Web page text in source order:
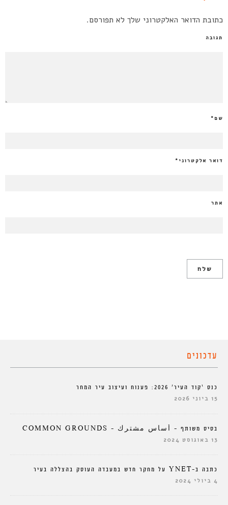
כתובת הדואר האלקטרוני שלך לא תפורסם.
תגובה
שם*
דואר אלקטרוני *
אתר
עדכונים
כנס ‘קוד העיר’ 2026: פענוח ועיצוב עיר המחר
15 ביוני 2026
בסיס משותף – أساس مشترك – COMMON GROUNDS
13 באוגוסט 2024
כתבה ב-YNET על מחקר חדש במעבדה העוסק בהצללה בעיר
4 ביולי 2024